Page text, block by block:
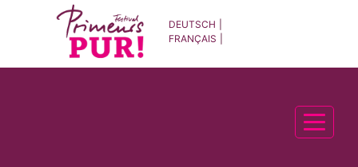
DEUTSCH
FRANÇAIS